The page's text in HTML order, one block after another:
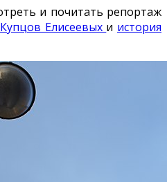
и почитать репортаж
Елисеевых и история